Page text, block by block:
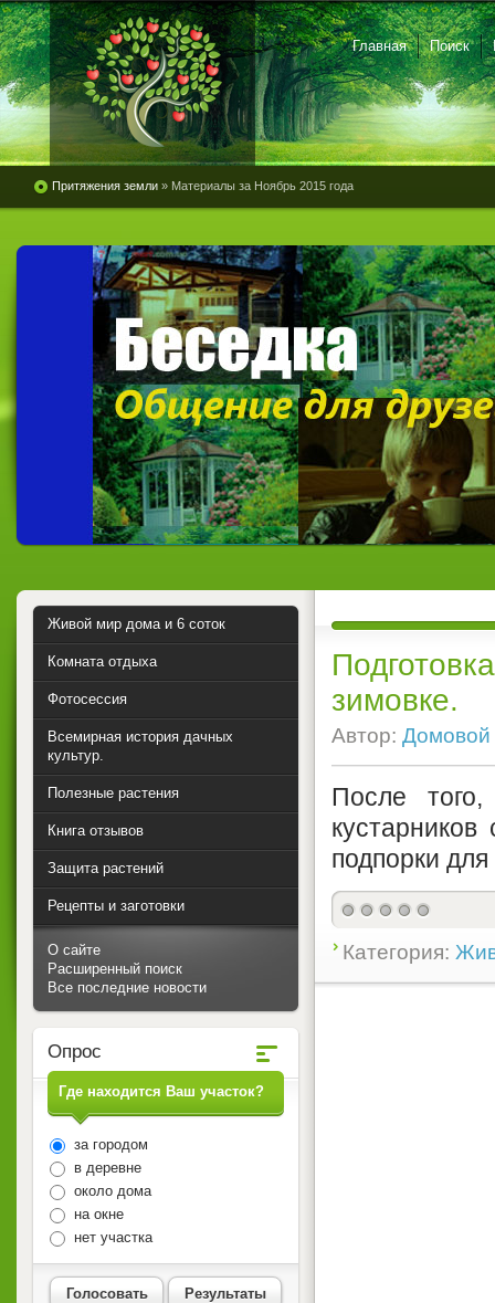
Главная Поиск
Притяжения земли » Материалы за Ноябрь 2015 года
зимовке.
Автор: Домовой
После
подпорки
Категория:
Живой мир дома и 6 соток
Комната отдыха
Фотосессия
Всемирная история дачных
культур.
Полезные растения
Книга отзывов
Защита растений
Рецепты и заготовки
О сайте
Расширенный поиск
Все последние новости
Опрос
Где находится Ваш участок?
за городом
в деревне
около дома
на окне
нет участка
Голосовать Результаты